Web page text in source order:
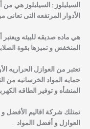
السيليلوز : السيليلوز هي
الأدوار المرتفعه التى
هي ماده صديقه للبيئه
المنخفض و تميزها بقوة
تعتبر من العوازل الحراريه
حمايه المواد الخرسانيه
المنشأه و توفير الطاقه
تمتلك شركة اقاليم الأفضل
العوازل و أفضل االمواد .